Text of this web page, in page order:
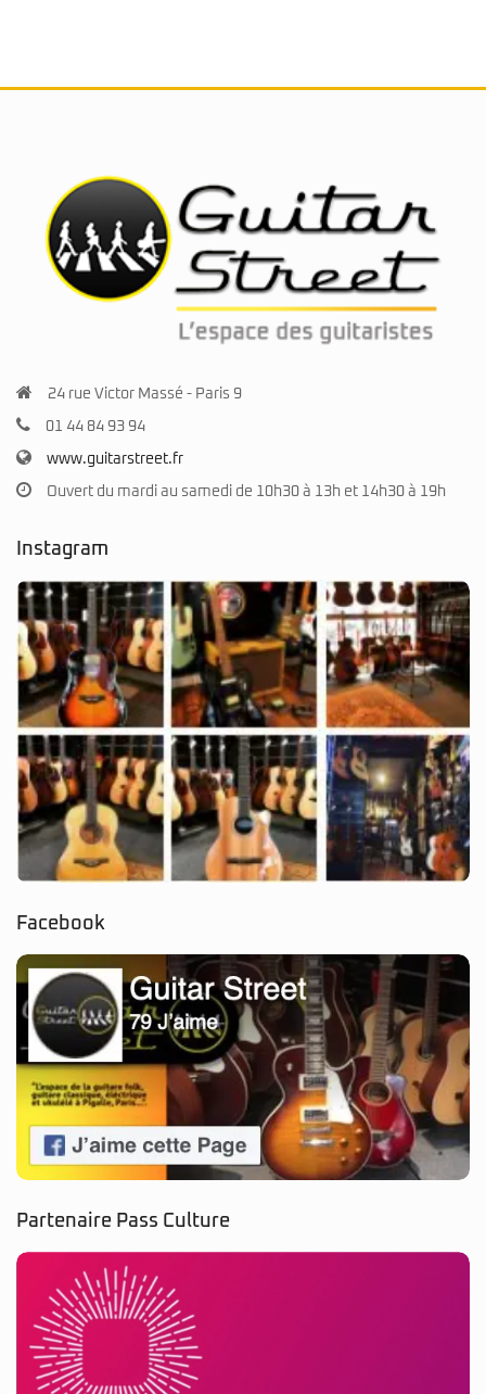
24 rue Victor Massé - Paris 9
01 44 84 93 94
www.guitarstreet.fr
Ouvert du mardi au samedi de 10h30 à 13h et 14h30 à 19h
Instagram
Facebook
Partenaire Pass Culture